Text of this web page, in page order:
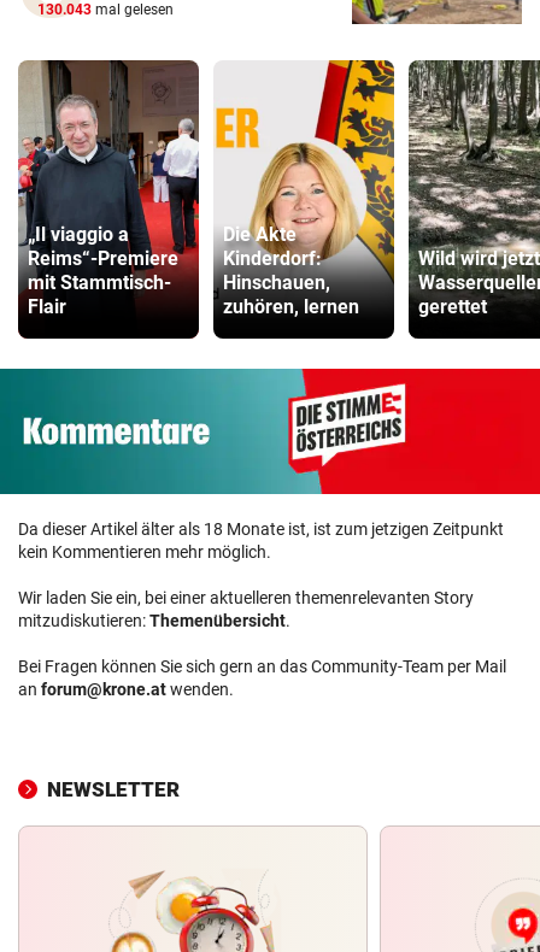
130.043 mal gelesen
„Il viaggio a
Reims“-Premiere
mit Stammtisch-
Flair
Die Akte
Kinderdorf:
Hinschauen,
zuhören, lernen
Wild wird
gerettet
Da dieser Artikel älter als 18 Monate ist, ist zum jetzigen Zeitpunkt
kein Kommentieren mehr möglich.
Wir laden Sie ein, bei einer aktuelleren themenrelevanten Story
mitzudiskutieren:Themenübersicht.
Bei Fragen können Sie sich gern an das Community-Team per Mail
an forum@krone.atwenden.
NEWSLETTER